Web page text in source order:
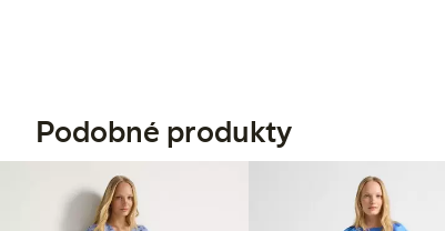
Podobné produkty